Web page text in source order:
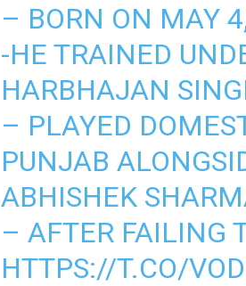
– BORN ON MAY
-HE TRAINED
HARBHAJAN
– PLAYED
PUNJAB
ABHISHEK
– AFTER FAILING
HTTPS://T.CO/